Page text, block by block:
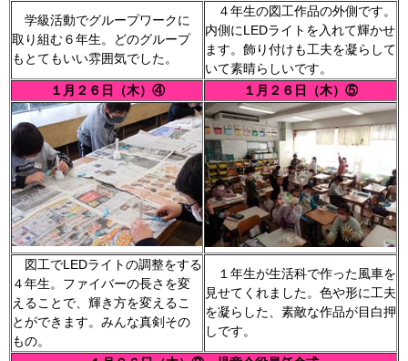
学級活動でグループワークに
取り組む６年生。どのグループ
もとてもいい雰囲気でした。
４年生の図工作品の外側です。
内側にLEDライトを入れて輝かせ
ます。飾り付けも工夫を凝らして
いて素晴らしいです。
１月２６日（木）④
１月２６日（木）⑤
図工でLEDライトの調整をする
４年生。ファイバーの長さを変
えることで、輝き方を変えるこ
とができます。みんな真剣その
もの。
１年生が生活科で作った風車を
見せてくれました。色や形に工夫
を凝らした、素敵な作品が目白押
しです。